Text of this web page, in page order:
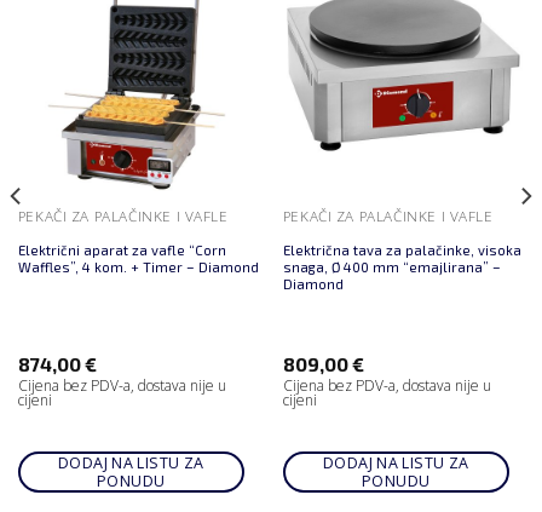
PEKAČI ZA PALAČINKE I VAFLE
Električni aparat za vafle “Corn
Waffles”, 4 kom. + Timer – Diamond
874,00€
Cijena bez PDV-a, dostava nije u
cijeni
DODAJ NA LISTU ZA
PONUDU
PEKAČI ZA PALAČINKE I VAFLE
Električna tava za palačinke, visoka
snaga, Ø 400 mm “emajlirana” –
Diamond
809,00€
Cijena bez PDV-a, dostava nije u
cijeni
DODAJ NA LISTU ZA
PONUDU